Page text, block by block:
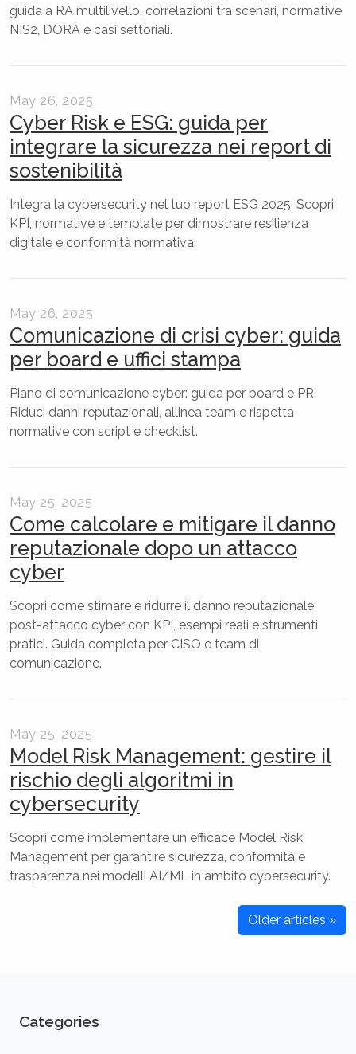
guida a RA multilivello, correlazioni tra scenari, normative
NIS2, DORA e casi settoriali.
May 26, 2025
Cyber Risk e ESG: guida per
integrare la sicurezza nei report di
sostenibilità
Integra la cybersecurity nel tuo report ESG 2025. Scopri
KPI, normative e template per dimostrare resilienza
digitale e conformità normativa.
May 26, 2025
Comunicazione di crisi cyber: guida
per board e uffici stampa
Piano di comunicazione cyber: guida per board e PR.
Riduci danni reputazionali, allinea team e rispetta
normative con script e checklist.
May 25, 2025
Come calcolare e mitigare il danno
reputazionale dopo un attacco
cyber
Scopri come stimare e ridurre il danno reputazionale
post-attacco cyber con KPI, esempi reali e strumenti
pratici. Guida completa per CISO e team di
comunicazione.
May 25, 2025
Model Risk Management: gestire il
rischio degli algoritmi in
cybersecurity
Scopri come implementare un efficace Model Risk
Management per garantire sicurezza, conformità e
trasparenza nei modelli AI/ML in ambito cybersecurity.
Older articles »
Categories